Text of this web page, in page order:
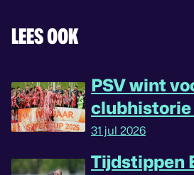
LEES OOK
PSV wint
clubhistorie
31 jul 2026
Tijdstippen